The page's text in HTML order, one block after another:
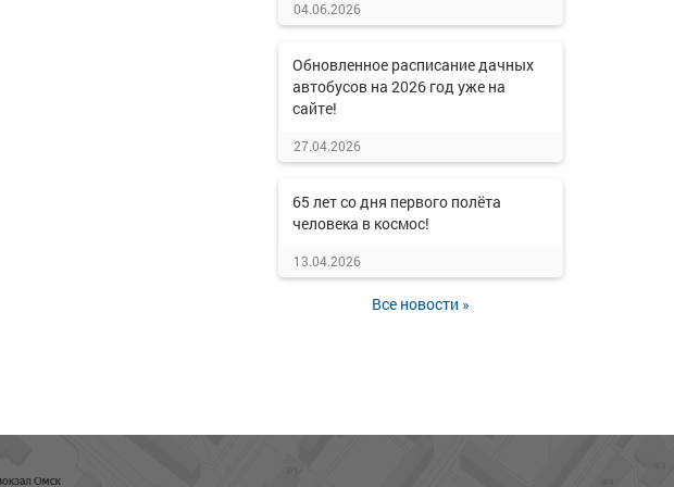
04.06.2026
Обновленное расписание дачных
автобусов на 2026 год уже на
сайте!
27.04.2026
65 лет со дня первого полёта
человека в космос!
13.04.2026
Все новости »